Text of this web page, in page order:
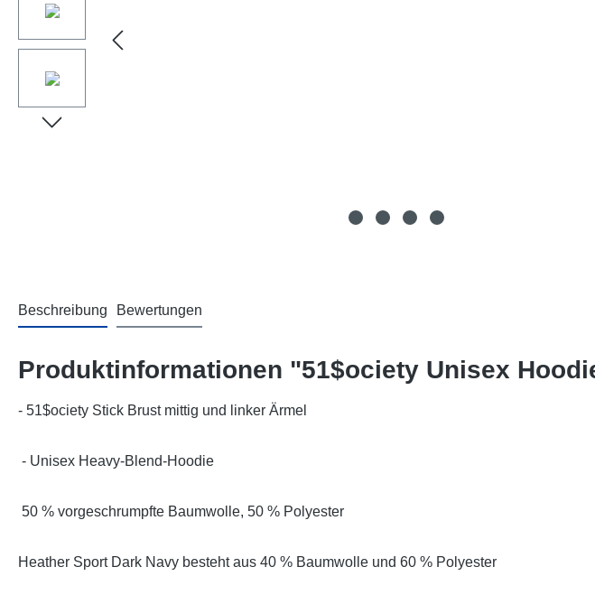
Beschreibung Bewertungen
Produktinformationen "51$ociety Unisex
- 51$ociety Stick Brust mittig und linker Ärmel
- Unisex Heavy-Blend-Hoodie
50 % vorgeschrumpfte Baumwolle, 50 % Polyester
Heather Sport Dark Navy besteht aus 40 % Baumwolle und 60 % Polyester